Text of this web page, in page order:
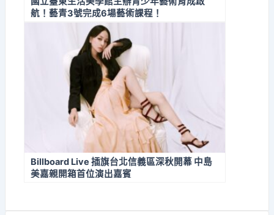
航！藝青3號完成6場藝術課程！
Billboard Live 插旗台北信義區深秋開幕 中島
美嘉親開箱首位演出嘉賓